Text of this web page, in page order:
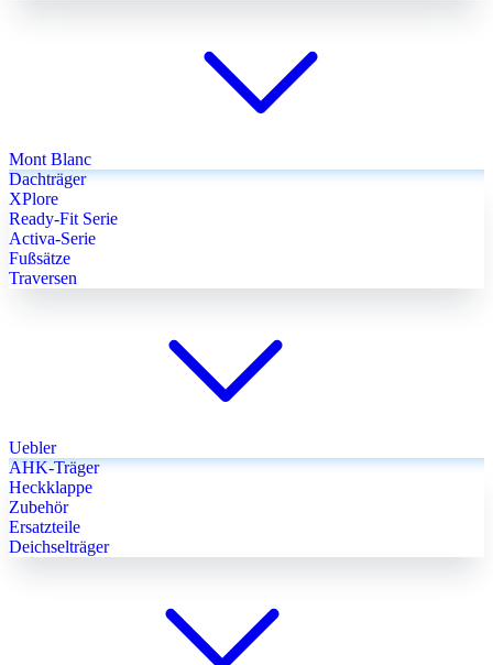
Mont Blanc
Dachträger
XPlore
Ready-Fit Serie
Activa-Serie
Fußsätze
Traversen
Uebler
AHK-Träger
Heckklappe
Zubehör
Ersatzteile
Deichselträger